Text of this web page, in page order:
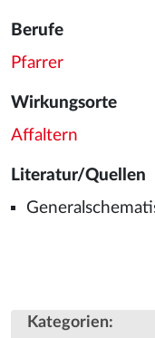
Berufe
Pfarrer
Wirkungsorte
Affaltern
Literatur/Quellen
Kategorien: